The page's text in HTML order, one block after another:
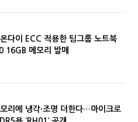
다이 ECC 적용한 팀그룹 노트북
16GB 메모리 발매
리에 냉각·조명 더한다…마이크로